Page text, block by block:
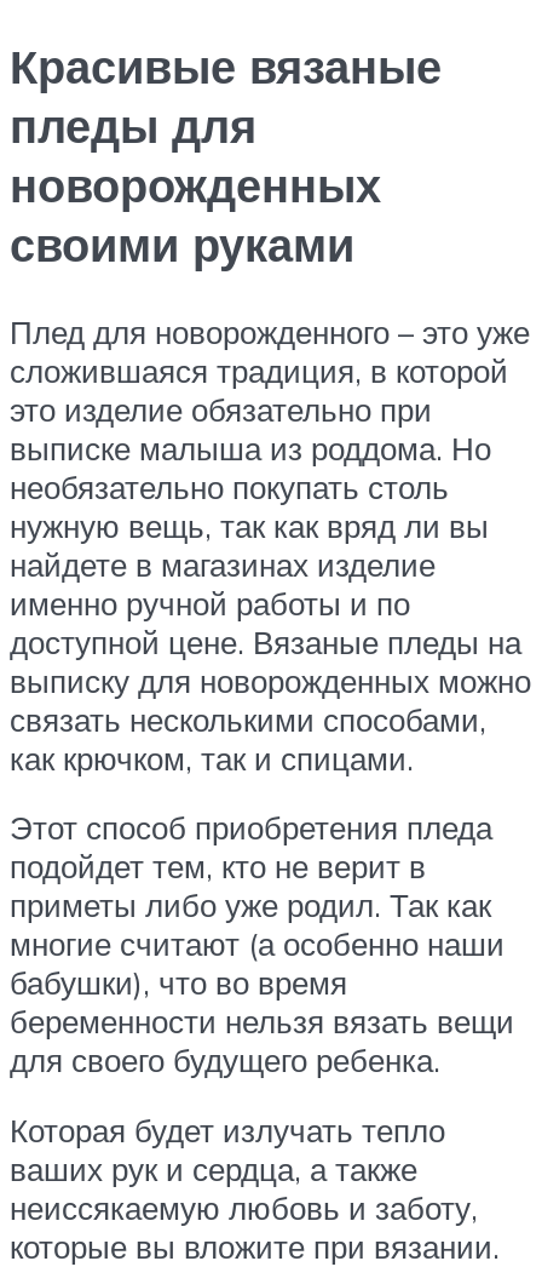
Красивые вязаные
пледы для
новорожденных
своими руками
Плед для новорожденного – это уже
сложившаяся традиция, в которой
это изделие обязательно при
выписке малыша из роддома. Но
необязательно покупать столь
нужную вещь, так как вряд ли вы
найдете в магазинах изделие
именно ручной работы и по
доступной цене. Вязаные пледы на
выписку для новорожденных можно
связать несколькими способами,
как крючком, так и спицами.
Этот способ приобретения пледа
подойдет тем, кто не верит в
приметы либо уже родил. Так как
многие считают (а особенно наши
бабушки), что во время
беременности нельзя вязать вещи
для своего будущего ребенка.
Которая будет излучать тепло
ваших рук и сердца, а также
неиссякаемую любовь и заботу,
которые вы вложите при вязании.